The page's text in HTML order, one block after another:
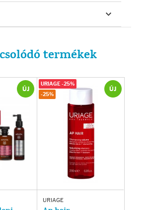
termékek
ÚJ
URIAGE
URIAGE -25%
-25%
ÚJ